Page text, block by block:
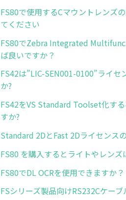
FS80で使用するCマウントレンズ
てください
FS80でZebra Integrated
ば良いですか？
FS42は”LIC-SEN001-0100”ライ
か?
FS42をVS Standard Toolset化す
すか?
Standard 2DとFast 2Dライセンス
FS80 を購入するとライトやレンズ
FS80でDL OCRを使用できますか？
FSシリーズ製品向けRS232Cケー